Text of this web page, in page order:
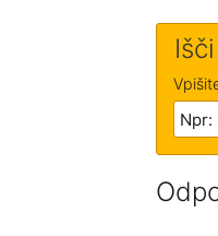
Išči